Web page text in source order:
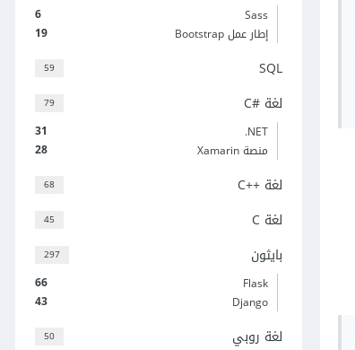
6
Sass
19
إطار عمل Bootstrap
59 SQL
79 لغة C#‎
31
‎.NET
28
منصة Xamarin
68 لغة C++‎
45 لغة C
297 بايثون
66
Flask
43
Django
50 لغة روبي